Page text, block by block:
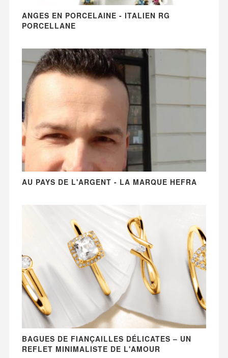
ANGES EN PORCELAINE - ITALIEN RG
PORCELLANE
AU PAYS DE L'ARGENT - LA MARQUE HEFRA
BAGUES DE FIANÇAILLES DÉLICATES – UN
REFLET MINIMALISTE DE L'AMOUR